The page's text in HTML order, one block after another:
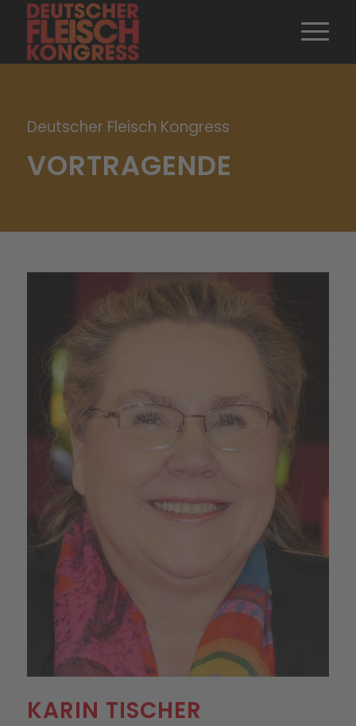
Deutscher Fleisch Kongress
VORTRAGENDE
KARIN TISCHER